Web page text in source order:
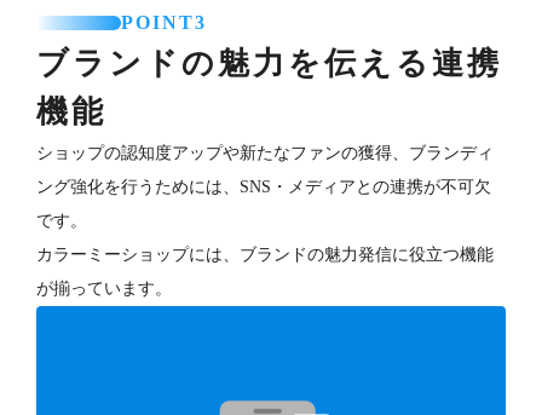
POINT3
ブランドの魅力を伝える連携
機能
ショップの認知度アップや新たなファンの獲得、ブランディ
ング強化を行うためには、SNS・メディアとの連携が不可欠
です。
カラーミーショップには、ブランドの魅力発信に役立つ機能
が揃っています。